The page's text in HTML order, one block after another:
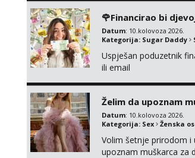
🌹Financirao bi
Datum: 10.kolovoza 2026.
Kategorija: Sugar Daddy
Uspješan poduzetnik
ili email
Želim da upoznam
Datum: 10.kolovoza 2026.
Kategorija: Sex Ženska
Volim šetnje prirodom i
upoznam muškarca za